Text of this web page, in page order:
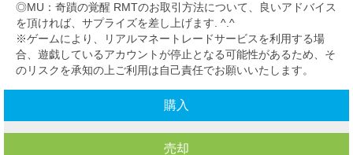
◎MU：奇蹟の覚醒 RMTのお取引方法について、良いアドバイス
を頂ければ、サプライズを差し上げます. ^.^
※ゲームにより、リアルマネートレードサービスを利用する場
合、遊戯しているアカウントが停止となる可能性があるため、そ
のリスクを承知の上ご利用は自己責任でお願いいたします。
購入
売却